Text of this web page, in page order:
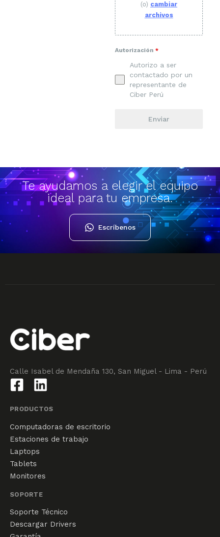
(o) cambiar
archivos
Autorización *
Autorizo a ser
contactado por un
representante de
Ciber Perú
Enviar
Te ayudamos a elegir el equipo
ideal para tu empresa.
Escríbenos
Calle Isabel de Mendaña 130, San Miguel - Lima - Perú
PRODUCTOS
Computadoras de escritorio
Estaciones de trabajo
Laptops
Tablets
Monitores
SOPORTE
Soporte Técnico
Descargar Drivers